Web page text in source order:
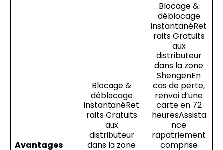
Avantages
Blocage &
déblocage
instantanéRet
raits Gratuits
aux
distributeur
dans la zone
Blocage &
déblocage
instantanéRet
raits Gratuits
aux
distributeur
dans la zone
ShengenEn
cas de perte,
renvoi d’une
carte en 72
heuresAssista
nce
rapatriement
comprise